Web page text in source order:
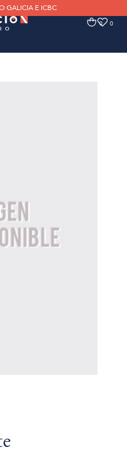
GALICIA E ICBC
0 0